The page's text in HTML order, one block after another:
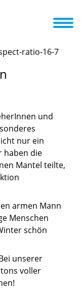
Aktuelles
und
nur ein
haben die
Mantel teilte,
armen Mann
Menschen
schön
unserer
voller